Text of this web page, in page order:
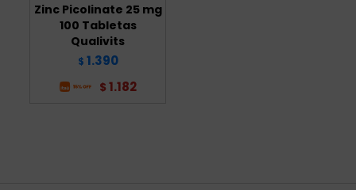
Zinc Picolinate 25 mg
100 Tabletas
Qualivits
$ 1.390
$ 1.182